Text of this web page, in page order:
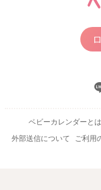
ベビーカレンダーと
外部送信について
ご利用